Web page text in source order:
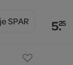
SPAR 5.25